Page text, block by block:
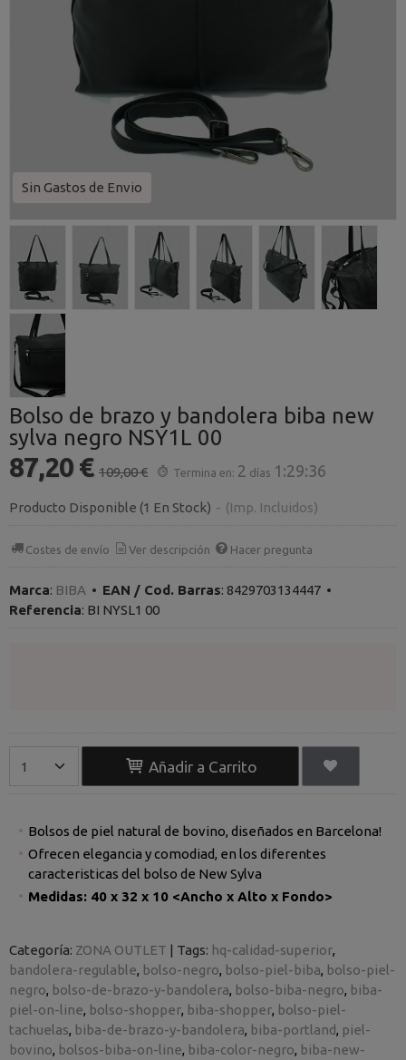
Sin Gastos de Envio
Bolso de brazo y bandolera biba new
sylva negro NSY1L 00
87,20 € 109,00 € Termina en: 2 días 1:29:35
Producto Disponible (1 En Stock) - (Imp. Incluidos)
Costes de envío Ver descripción Hacer pregunta
Marca: BIBA • EAN / Cod. Barras: 8429703134447 •
Referencia: BI NYSL1 00
Añadir a Carrito
Bolsos de piel natural de bovino, diseñados en Barcelona!
Ofrecen elegancia y comodiad, en los diferentes
caracteristicas del bolso de New Sylva
Medidas: 40 x 32 x 10 <Ancho x Alto x Fondo>
Categoría: ZONA OUTLET | Tags: hq-calidad-superior
bandolera-regulable bolso-negro bolso-piel-biba bolso-piel-
negro bolso-de-brazo-y-bandolera bolso-biba-negro biba-
piel-on-line bolso-shopper biba-shopper bolso-piel-
tachuelas biba-de-brazo-y-bandolera biba-portland piel-
bovino bolsos-biba-on-line biba-color-negro biba-new-